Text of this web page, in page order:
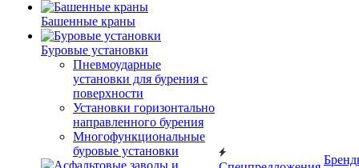
Башенные краны
Буровые установки
Пневмоударные
установки для бурения с
поверхности
Установки горизонтально
направленного бурения
Многофункциональные
буровые установки